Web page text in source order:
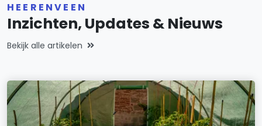
HEERENVEEN
Inzichten, Updates & Nieuws
Bekijk alle artikelen